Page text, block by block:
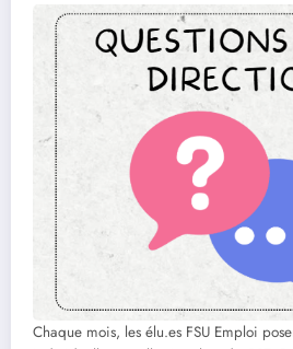
Chaque mois, les élu.es FSU Emploi